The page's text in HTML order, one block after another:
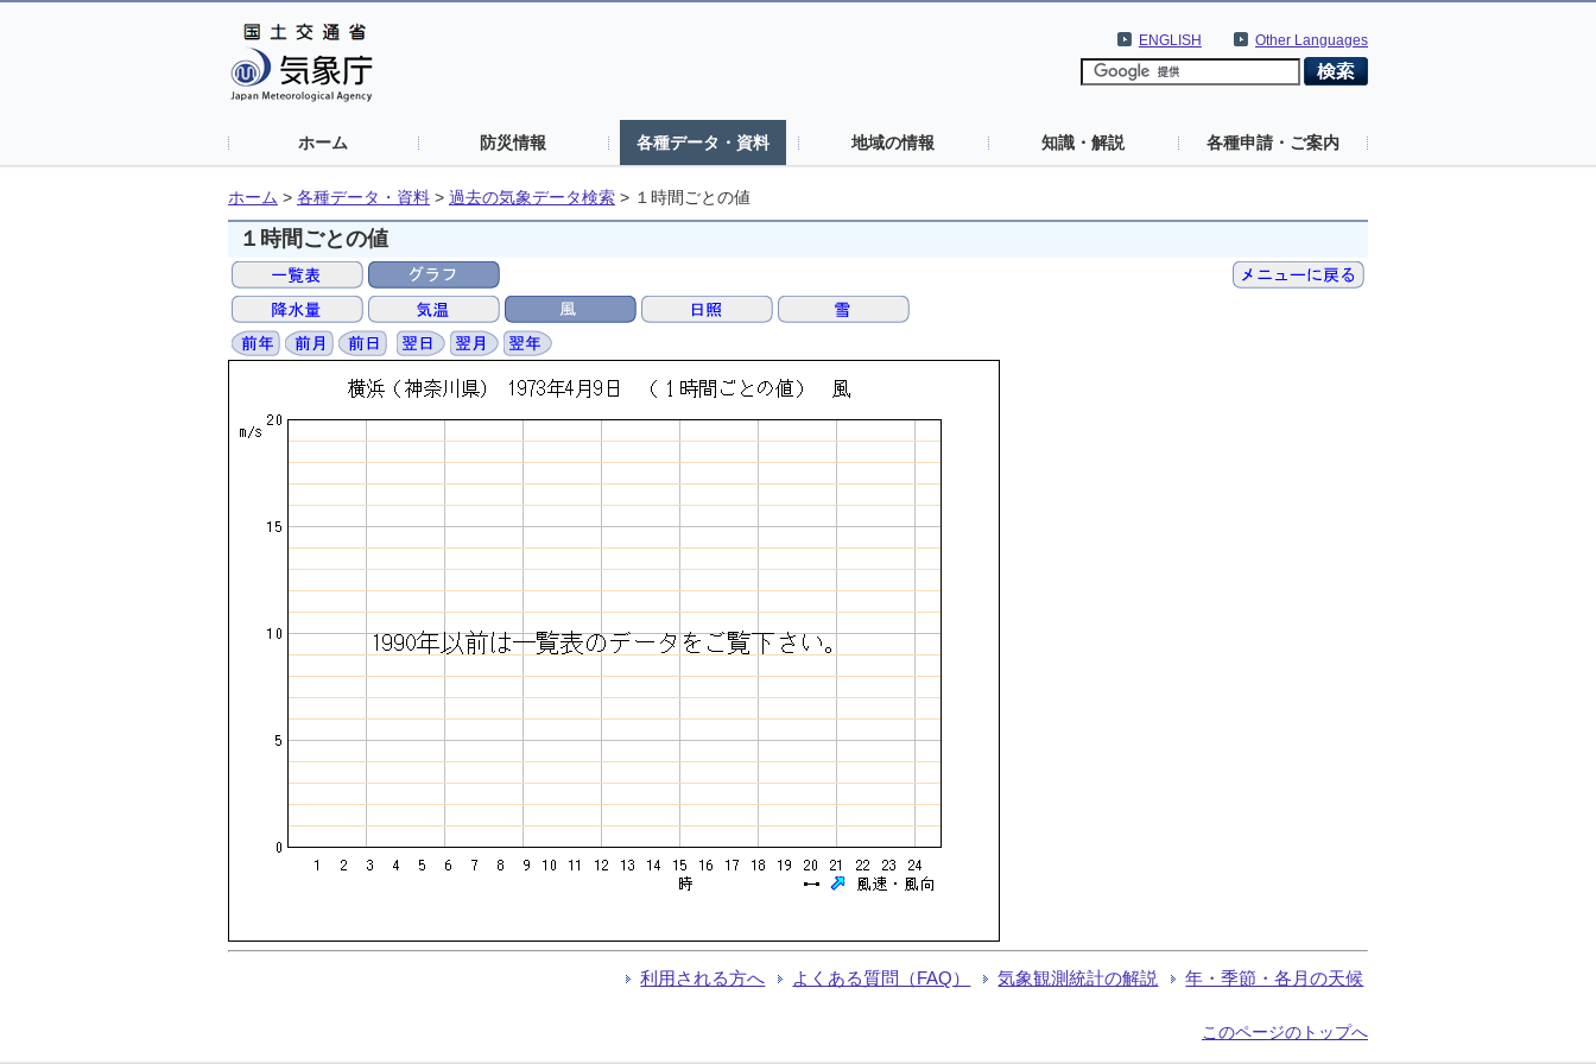
Other Languages
ENGLISH
ホーム 防災情報 各種データ・資料 地域の情報 知識・解説 各種申請・ご案内
ホーム > 各種データ・資料 > 過去の気象データ検索 > １時間ごとの値
１時間ごとの値
利用される方へ よくある質問（FAQ） 気象観測統計の解説 年・季節・各月の天候
このページのトップへ